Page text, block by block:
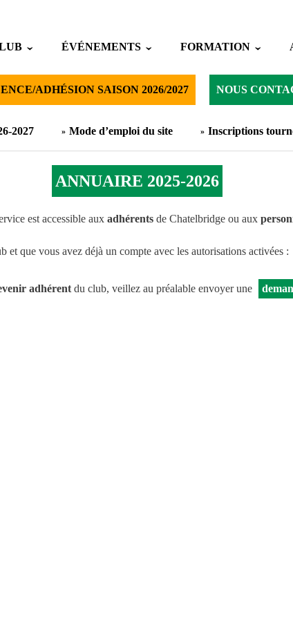
ÉVÉNEMENTS FORMATION
ADHÉSION SAISON 2026/2027 NOUS
2027 Mode d’emploi du site Inscriptions
ANNUAIRE 2025-2026
est accessible aux adhérentsde Chatelbridge ou aux
et que vous avez déjà un compte avec les autorisations activées :
adhérent du club, veillez au préalable envoyer une